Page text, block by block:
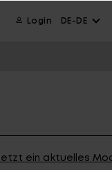
Login DE-DE
ein aktuelles